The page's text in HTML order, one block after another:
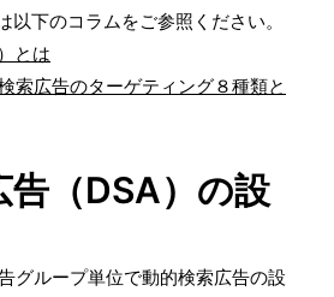
以下のコラムをご参照ください。
）とは
索広告のターゲティング８種類と
告（DSA）の設
グループ単位で動的検索広告の設